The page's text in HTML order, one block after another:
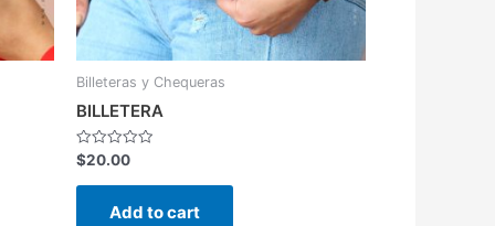
Billeteras y Chequeras
BILLETERA
Rated
0
out
$20.00
Add to cart